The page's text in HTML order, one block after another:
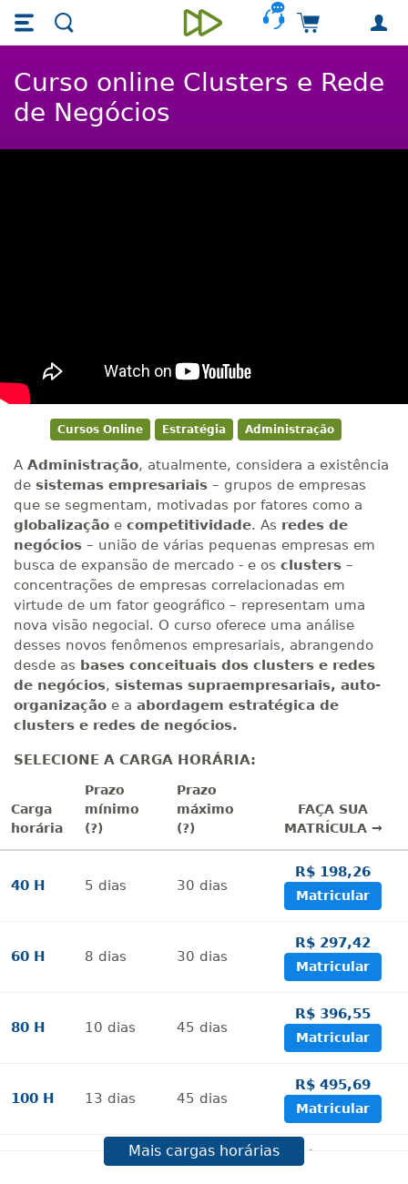
Skip main navigation
Skip to main content
Unieducar
Carrinho de
Curso online Clusters e Rede
de Negócios
Cursos Online Estratégia Administração
A Administração, atualmente, considera a existência
de sistemas empresariais – grupos de empresas
que se segmentam, motivadas por fatores como a
globalização e competitividade. As redes de
negócios – união de várias pequenas empresas em
busca de expansão de mercado - e os clusters –
concentrações de empresas correlacionadas em
virtude de um fator geográfico – representam uma
nova visão negocial. O curso oferece uma análise
desses novos fenômenos empresariais, abrangendo
desde as bases conceituais dos clusters e redes
de negócios, sistemas supraempresariais, auto-
organização e a abordagem estratégica de
clusters e redes de negócios.
SELECIONE A CARGA HORÁRIA:
Carga
horária
Prazo
mínimo
(?)
Prazo
máximo
(?)
FAÇA SUA
MATRÍCULA →
40 H 5 dias 30 dias
R$ 198,26
Matricular
60 H 8 dias 30 dias
R$ 297,42
Matricular
80 H 10 dias 45 dias
R$ 396,55
Matricular
100 H 13 dias 45 dias
R$ 495,69
Matricular
dias 60dias
R$ 594,81
Mais cargas horárias